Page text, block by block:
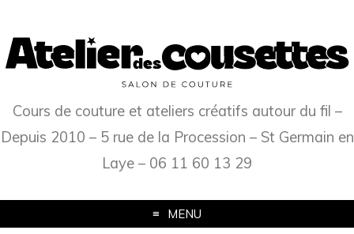
Cours de couture et ateliers créatifs autour du fil –
Depuis 2010 – 5 rue de la Procession – St Germain en
Laye – 06 11 60 13 29
MENU